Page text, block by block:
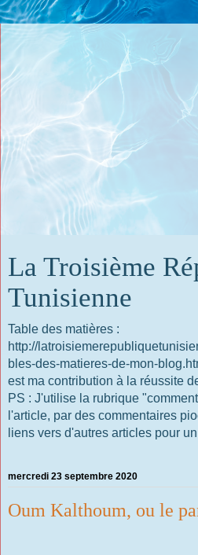
La Troisième
Tunisienne
Table des matières :
http://
bles-des-matieres-de-mon-
est ma contribution à la réussite
PS : J'utilise la rubrique
l'article, par des commentaires
liens vers d'autres articles pour
mercredi 23 septembre 2020
Oum Kalthoum, ou le